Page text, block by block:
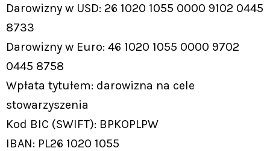
Darowizny w USD: 26 1020 1055 0000 9102 0445
8733
Darowizny w Euro: 46 1020 1055 0000 9702
0445 8758
Wpłata tytułem: darowizna na cele
stowarzyszenia
Kod BIC (SWIFT): BPKOPLPW
IBAN: PL26 1020 1055